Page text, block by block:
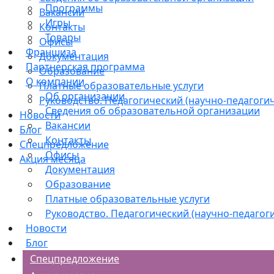
Вакансии
Контакты
Офисы
Документация
Образование
Платные образовательные услуги
Руководство. Педагогический (научно-
Новости
Блог
Спецпредложение
Акция месяца
Программы
Игры
Товары
Франшиза
Партнерская программа
О компании
Об организации
Сведения об образовательной организации
Вакансии
Контакты
Офисы
Документация
Образование
Платные образовательные услуги
Руководство. Педагогический (научно-
Новости
Блог
Спецпредложение